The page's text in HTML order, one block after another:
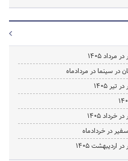
1405
در سینما در مردادماه
1405
1405
در خردادماه
1405